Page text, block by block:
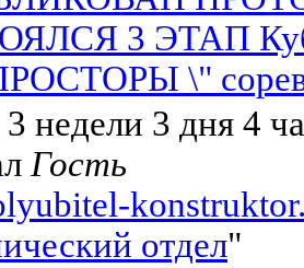
3 ЭТАП
\"
недели 3 дня 4
Гость
отдел"